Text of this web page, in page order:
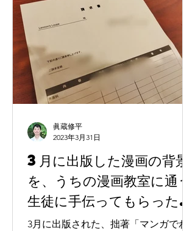
3月に出版した漫画の背景
を、うちの漫画教室に通う
生徒に手伝ってもらった
話。
3月に出版された、拙著「マンガでわ
眞蔵修平
2023年3月31日